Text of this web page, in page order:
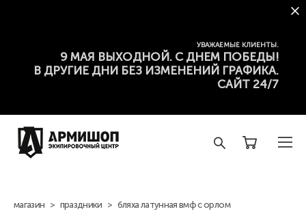
УВАЖАЕМЫЕ КЛИЕНТЫ.
9 МАЯ ВЫХОДНОЙ. С ДНЕМ ПОБЕДЫ!
В ДРУГИЕ ДНИ БЕЗ ИЗМЕНЕНИЙ ГРАФИКА.
САЙТ 24/7
магазин > праздники > бляха латунная вмф с орлом